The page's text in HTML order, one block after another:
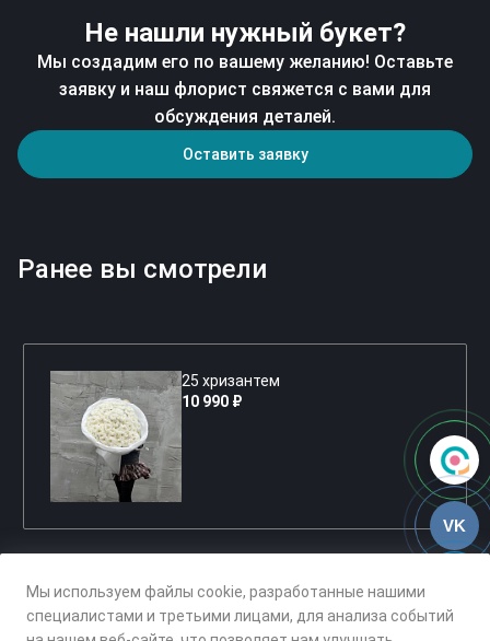
VK
Не нашли нужный букет?
Мы создадим его по вашему желанию! Оставьте
заявку и наш флорист свяжется с вами для
обсуждения деталей.
Оставить заявку
Ранее вы смотрели
25 хризантем
10 990 ₽
Мы используем файлы cookie, разработанные нашими
специалистами и третьими лицами, для анализа событий